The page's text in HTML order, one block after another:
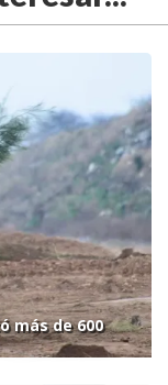
más de 600